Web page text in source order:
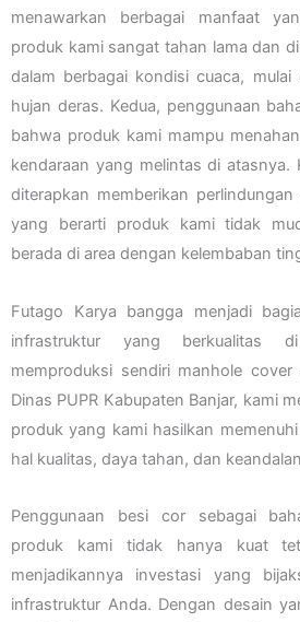
menawarkan berbagai manfaat
produk kami sangat tahan lama dan
dalam berbagai kondisi cuaca,
hujan deras. Kedua, penggunaan
bahwa produk kami mampu
kendaraan yang melintas di atasnya.
diterapkan memberikan
yang berarti produk kami tidak
berada di area dengan kelembaban
Futago Karya bangga menjadi
infrastruktur yang berkualitas
memproduksi sendiri manhole
Dinas PUPR Kabupaten Banjar, kami
produk yang kami hasilkan
hal kualitas, daya tahan, dan
Penggunaan besi cor sebagai
produk kami tidak hanya kuat
menjadikannya investasi yang
infrastruktur Anda. Dengan desain